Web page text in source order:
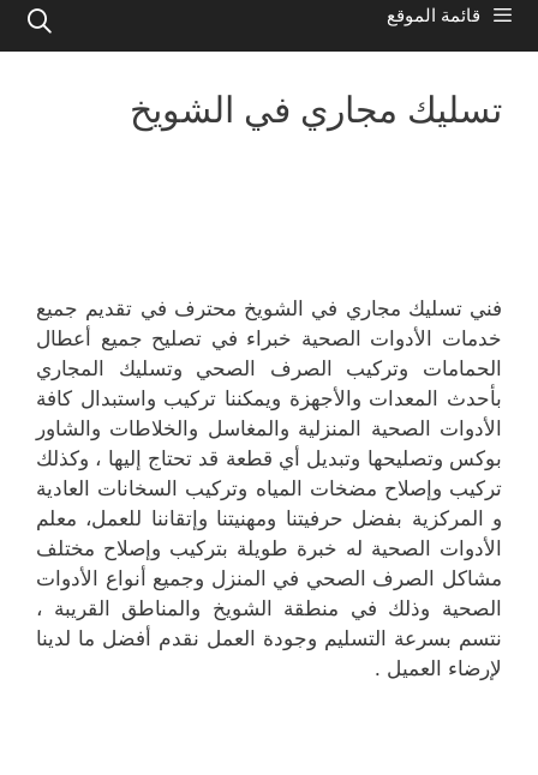
قائمة الموقع
تسليك مجاري في الشويخ
فني تسليك مجاري في الشويخ محترف في تقديم جميع
خدمات الأدوات الصحية خبراء في تصليح جميع أعطال
الحمامات وتركيب الصرف الصحي وتسليك المجاري
بأحدث المعدات والأجهزة ويمكننا تركيب واستبدال كافة
الأدوات الصحية المنزلية والمغاسل والخلاطات والشاور
بوكس وتصليحها وتبديل أي قطعة قد تحتاج إليها ، وكذلك
تركيب وإصلاح مضخات المياه وتركيب السخانات العادية
و المركزية بفضل حرفيتنا ومهنيتنا وإتقاننا للعمل، معلم
الأدوات الصحية له خبرة طويلة بتركيب وإصلاح مختلف
مشاكل الصرف الصحي في المنزل وجميع أنواع الأدوات
الصحية وذلك في منطقة الشويخ والمناطق القريبة ،
نتسم بسرعة التسليم وجودة العمل نقدم أفضل ما لدينا
لإرضاء العميل .